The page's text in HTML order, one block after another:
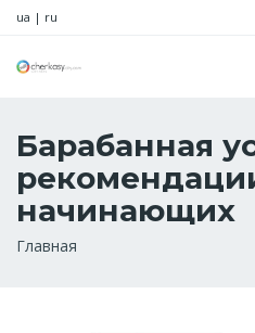
ua | ru
Барабанная
начинающих
Строка
Главная